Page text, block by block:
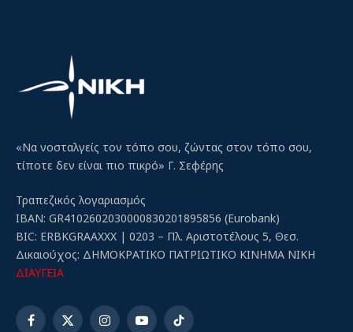
«Να νοσταλγείς τον τόπο σου, ζώντας στον τόπο σου,
τίποτε δεν είναι πιο πικρό» Γ. Σεφέρης
Τραπεζικός λογαριασμός
IBAN: GR4102602030000830201895856 (Eurobank)
BIC: ERBKGRAAXXX | 0203 – Πλ. Αριστοτέλους 5, Θεσ.
Δικαιούχος: ΔΗΜΟΚΡΑΤΙΚΟ ΠΑΤΡΙΩΤΙΚΟ ΚΙΝΗΜΑ ΝΙΚΗ
ΔΙΑΥΓΕΙΑ
Facebook
X
InstagramYouTubeTikTok